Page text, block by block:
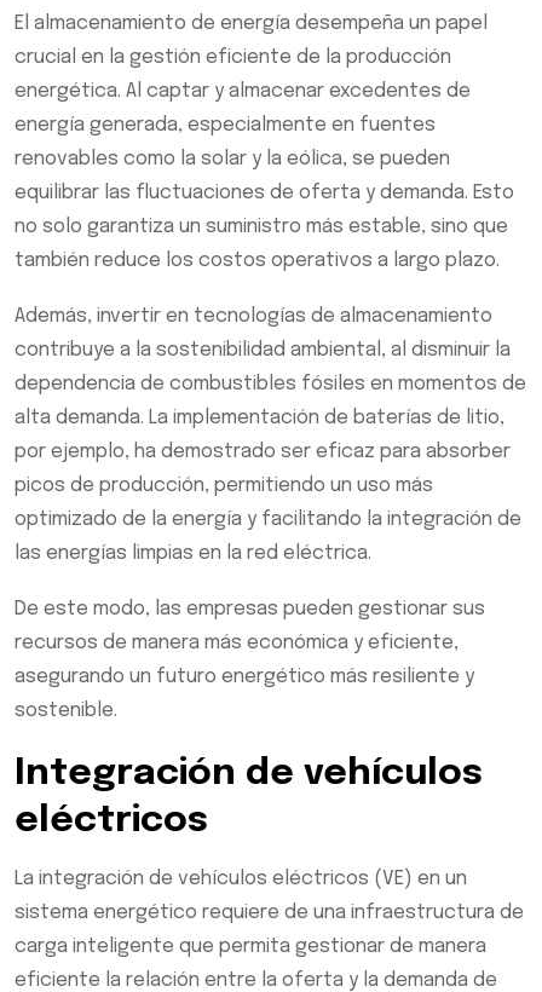
El almacenamiento de energía desempeña un papel
crucial en la gestión eficiente de la producción
energética. Al captar y almacenar excedentes de
energía generada, especialmente en fuentes
renovables como la solar y la eólica, se pueden
equilibrar las fluctuaciones de oferta y demanda. Esto
no solo garantiza un suministro más estable, sino que
también reduce los costos operativos a largo plazo.
Además, invertir en tecnologías de almacenamiento
contribuye a la sostenibilidad ambiental, al disminuir la
dependencia de combustibles fósiles en momentos de
alta demanda. La implementación de baterías de litio,
por ejemplo, ha demostrado ser eficaz para absorber
picos de producción, permitiendo un uso más
optimizado de la energía y facilitando la integración de
las energías limpias en la red eléctrica.
De este modo, las empresas pueden gestionar sus
recursos de manera más económica y eficiente,
asegurando un futuro energético más resiliente y
sostenible.
Integración de vehículos
eléctricos
La integración de vehículos eléctricos (VE) en un
sistema energético requiere de una infraestructura de
carga inteligente que permita gestionar de manera
eficiente la relación entre la oferta y la demanda de